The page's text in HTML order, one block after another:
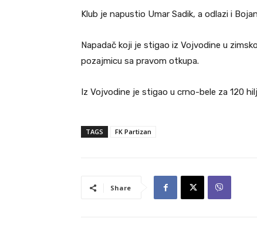
Klub je napustio Umar Sadik, a odlazi i
Napadač koji je stigao iz Vojvodine u
pozajmicu sa pravom otkupa.
Iz Vojvodine je stigao u crno-bele za 120
TAGS FK Partizan
Share